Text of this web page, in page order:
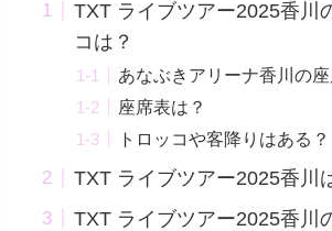
TXT ライブツアー2025香川
コは？
あなぶきアリーナ香川の座
座席表は？
トロッコや客降りはある？
TXT ライブツアー2025香川
TXT ライブツアー2025香川